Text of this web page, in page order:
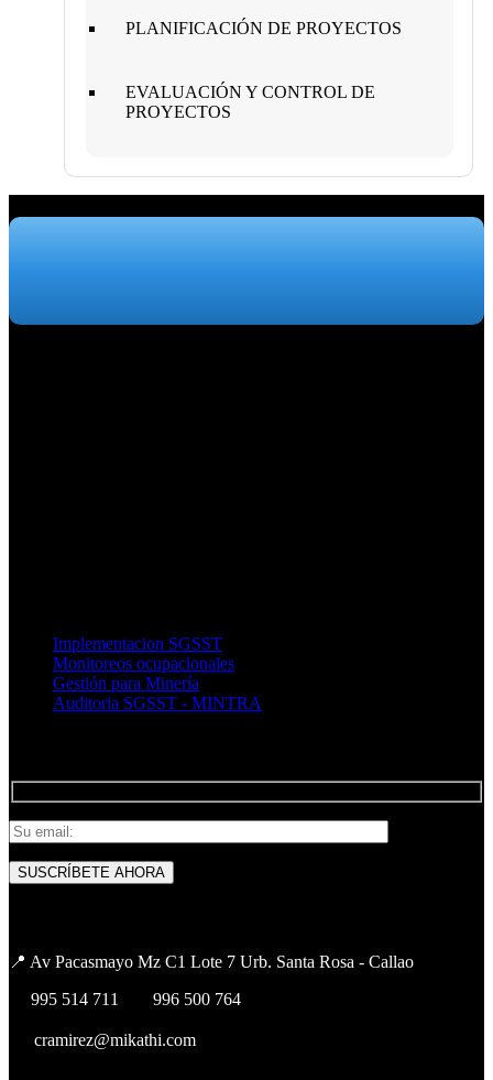
PLANIFICACIÓN DE PROYECTOS
EVALUACIÓN Y CONTROL DE
PROYECTOS
Implementacion SGSST
Monitoreos ocupacionales
Gestión para Minería
Auditoria SGSST - MINTRA
📍 Av Pacasmayo Mz C1 Lote 7 Urb. Santa Rosa - Callao
995 514 711 996 500 764
cramirez@mikathi.com